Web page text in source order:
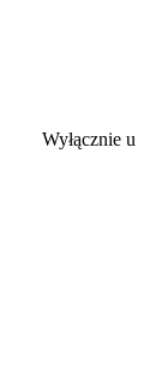
Wyłącznie u